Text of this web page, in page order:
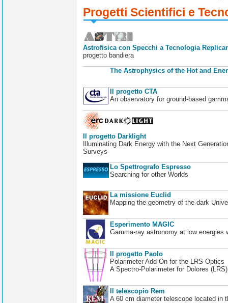
Progetti Scientifici e
Astrofisica con Specchi a Tecnologia
progetto bandiera
The Astrophysics of the Hot and
Il progetto CTA
An observatory for ground-based
Il progetto Darklight
Illuminating Dark Energy with the Next
Surveys
Lo Spettrografo Espresso
Searching for other Worlds
La missione Euclid
Mapping the geometry of the dark
Esperimento MAGIC
Gamma-ray astronomy at low energies
Il progetto Paolo
Polarimeter Add-On for the LRS Optics
A Spectro-Polarimeter for Dolores
Il telescopio Rem
A 60 cm diameter telescope located in